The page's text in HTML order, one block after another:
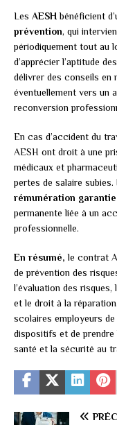
Les AESH bénéficient
prévention, qui
périodiquement tout au
d’apprécier l’aptitude
délivrer des conseils en
éventuellement vers un
reconversion
En cas d’accident du
AESH ont droit à une
médicaux et
pertes de salaire subies.
rémunération garantie
permanente liée à un
professionnelle.
En résumé, le contrat
de prévention des
l’évaluation des
et le droit à la
scolaires employeurs
dispositifs et de
santé et la sécurité au